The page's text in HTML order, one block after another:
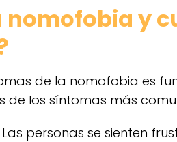
nomofobia y
de la nomofobia es
de los síntomas más
Las personas se sienten